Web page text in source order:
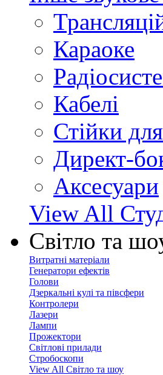
Караоке
Кабелі
Стійки
Директ-
Аксесуари
View All
Світло та
Витратні матеріали
Генератори ефектів
Голови
Дзеркальні кулі та півсфери
Контролери
Лазери
Лампи
Прожектори
Світлові прилади
Стробоскопи
View All Світло та шоу